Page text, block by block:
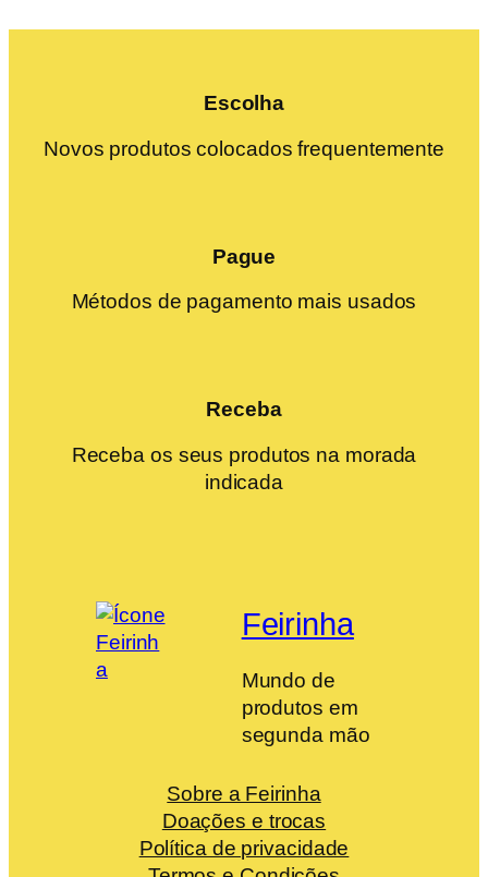
Escolha
Novos produtos colocados frequentemente
Pague
Métodos de pagamento mais usados
Receba
Receba os seus produtos na morada
indicada
Feirinha
Mundo de
produtos em
segunda mão
Sobre a Feirinha
Doações e trocas
Política de privacidade